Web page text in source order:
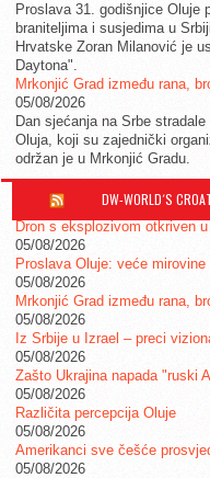
Proslava 31. godišnjice Oluje
braniteljima i susjedima u
Hrvatske Zoran Milanović je
Daytona".
Mrkonjić Grad između rana,
05/08/2026
Dan sjećanja na Srbe
Oluja, koji su zajednički
održan je u Mrkonjić Gradu.
DW-WORLD´S
Dron s eksplozivom otkriven
05/08/2026
Proslava Oluje: veće
05/08/2026
Mrkonjić Grad između rana,
05/08/2026
Iz Srbije u Izrael – preci
05/08/2026
Zašto Ukrajina napada "ruski
05/08/2026
Različita percepcija Oluje
05/08/2026
Amerikanci sve češće
05/08/2026